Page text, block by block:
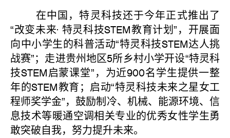
在中国，特灵科技还于今年正式推出了
“改变未来· 特灵科技STEM教育计划”，开展面
向中小学生的科普活动“特灵科技STEM达人挑
战赛”；走进贵州地区5所乡村小学开设“特灵科
技STEM启蒙课堂”，为近900名学生提供一整
年的STEM教育；启动“特灵科技未来之星女工
程师奖学金”，鼓励制冷、机械、能源环境、信
息技术等暖通空调相关专业的优秀女性学生勇
敢突破自我，努力提升未来。